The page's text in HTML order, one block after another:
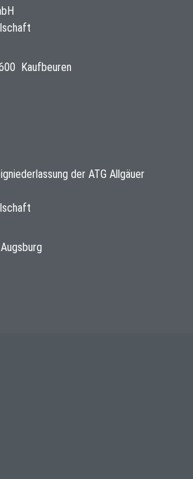
Kaufbeuren
der ATG Allgäuer
Augsburg